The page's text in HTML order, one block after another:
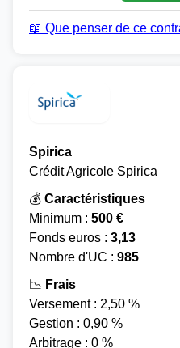
📖 Que penser de ce
Spirica
Crédit Agricole Spirica
💰 Caractéristiques
Minimum : 500 €
Fonds euros : 3,13
Nombre d'UC : 985
📉 Frais
Versement : 2,50 %
Gestion : 0,90 %
Arbitrage : 0 %